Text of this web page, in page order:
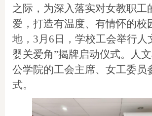
之际，为深入落实对女教职工
爱，打造有温度、有情怀的校
地，3月6日，学校工会举行人
婴关爱角”揭牌启动仪式。人
公学院的工会主席、女工委员
式。